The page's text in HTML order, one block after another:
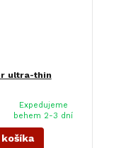
ultra-thin
Expedujeme
behem 2-3 dní